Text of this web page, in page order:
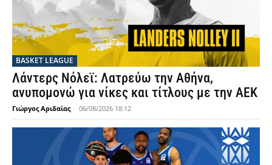
BASKET LEAGUE
Λάντερς Νόλεϊ: Λατρεύω την Αθήνα,
ανυπομονώ για νίκες και τίτλους με την ΑΕΚ
Γιώργος Αριδαίας - 06/08/2026 18:12